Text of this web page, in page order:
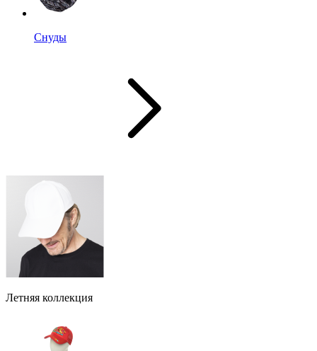
Снуды
Летняя коллекция